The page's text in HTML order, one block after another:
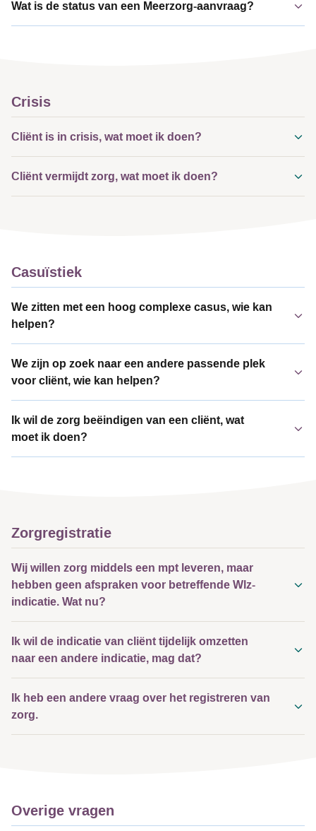
Wat is de status van een Meerzorg-aanvraag?
Crisis
Cliënt is in crisis, wat moet ik doen?
Cliënt vermijdt zorg, wat moet ik doen?
Casuïstiek
We zitten met een hoog complexe casus, wie kan
helpen?
We zijn op zoek naar een andere passende plek
voor cliënt, wie kan helpen?
Ik wil de zorg beëindigen van een cliënt, wat
moet ik doen?
Zorgregistratie
Wij willen zorg middels een mpt leveren, maar
hebben geen afspraken voor betreffende Wlz-
indicatie. Wat nu?
Ik wil de indicatie van cliënt tijdelijk omzetten
naar een andere indicatie, mag dat?
Ik heb een andere vraag over het registreren van
zorg.
Overige vragen